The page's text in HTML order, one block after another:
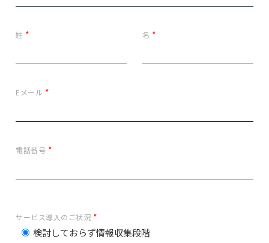
姓 * 名 *
Eメール *
電話番号 *
サービス導入のご状況 *
検討しておらず情報収集段階